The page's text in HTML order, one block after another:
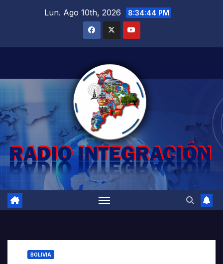
Lun. Ago 10th, 2026 8:34:46 PM
BOLIVIA